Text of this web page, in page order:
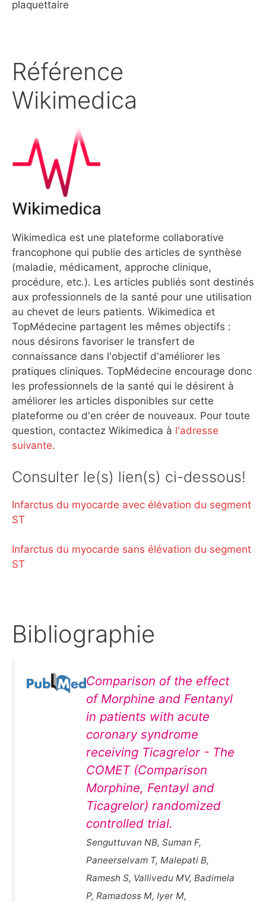
plaquettaire
Référence
Wikimedica
Wikimedica est une plateforme collaborative
francophone qui publie des articles de synthèse
(maladie, médicament, approche clinique,
procédure, etc.). Les articles publiés sont destinés
aux professionnels de la santé pour une utilisation
au chevet de leurs patients. Wikimedica et
TopMédecine partagent les mêmes objectifs :
nous désirons favoriser le transfert de
connaissance dans l'objectif d'améliorer les
pratiques cliniques. TopMédecine encourage donc
les professionnels de la santé qui le désirent à
améliorer les articles disponibles sur cette
plateforme ou d'en créer de nouveaux. Pour toute
question, contactez Wikimedica à l'adresse
suivante.
Consulter le(s) lien(s) ci-dessous!
Infarctus du myocarde avec élévation du segment
ST
Infarctus du myocarde sans élévation du segment
ST
Bibliographie
Comparison of the effect
of Morphine and Fentanyl
in patients with acute
coronary syndrome
receiving Ticagrelor - The
COMET (Comparison
Morphine, Fentayl and
Ticagrelor) randomized
controlled trial.
Senguttuvan NB, Suman F,
Paneerselvam T, Malepati B,
Ramesh S, Vallivedu MV, Badimela
P, Ramadoss M, Iyer M,